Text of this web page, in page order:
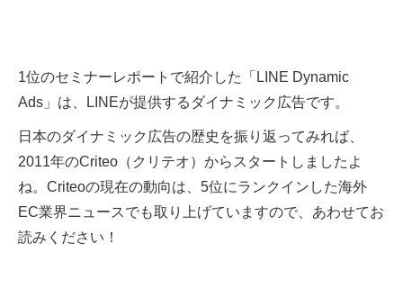
1位のセミナーレポートで紹介した「LINE Dynamic
Ads」は、LINEが提供するダイナミック広告です。
日本のダイナミック広告の歴史を振り返ってみれば、
2011年のCriteo（クリテオ）からスタートしましたよ
ね。Criteoの現在の動向は、5位にランクインした海外
EC業界ニュースでも取り上げていますので、あわせてお
読みください！